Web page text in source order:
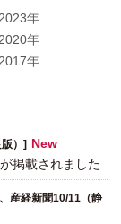
2023年
2020年
2017年
）] New
掲載されました
産経新聞10/11（静